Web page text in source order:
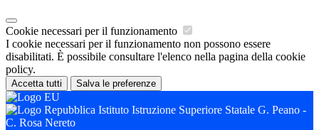
Cookie necessari per il funzionamento
I cookie necessari per il funzionamento non possono essere
disabilitati. È possibile consultare l'elenco nella pagina della cookie
policy.
Accetta tutti Salva le preferenze
Istituto Istruzione Superiore Statale G. Peano -
C. Rosa Nereto